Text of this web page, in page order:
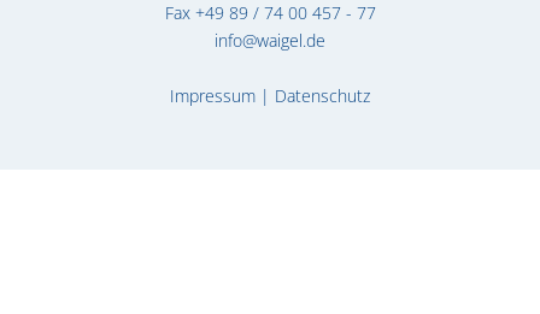
Fax +49 89 / 74 00 457 - 77
info@waigel.de
Impressum | Datenschutz